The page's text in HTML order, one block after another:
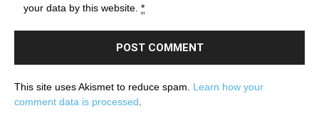
your data by this website. *
This site uses Akismet to reduce spam. Learn how your
comment data is processed